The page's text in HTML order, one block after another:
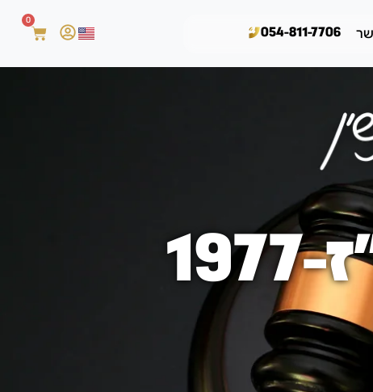
054-811-7706
0